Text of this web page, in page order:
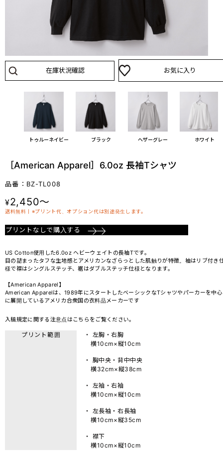
在庫状況確認 お気に入り
トゥルーネイビー ブラック ヘザーグレー ホワイト
［American Apparel］6.0oz 長袖Tシャツ
品番：BZ-TL008
¥2,450～
送料無料丨※プリント代、オプション代は別途発生します。
プリントなしで購入する
US Cotton使用した6.0oz ヘビーウェイトの長袖Tです。
目の詰まったタフな生地感とアメリカンなざらっとした肌触りが特徴。袖はリブ付き
様で襟はシングルステッチ、裾はダブルステッチ仕様となります。
【American Apparel】
American Apparelは、1989年にスタートしたベーシックなTシャツやパーカーを中心
に展開しているアメリカ合衆国の衣料品メーカーです
入稿規定に関する注意点は こちら をご覧ください。
プリント範囲
・ 左胸・右胸
横10cm×縦10cm
・ 胸中央・背中中央
横32cm×縦38cm
・ 左袖・右袖
横10cm×縦10cm
・ 左長袖・右長袖
横10cm×縦35cm
・ 襟下
横10cm×縦10cm